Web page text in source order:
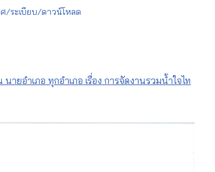
/ระเบียบ/ดาวน์โหลด
ยอำเภอ ทุกอำเภอ เรื่อง การจัดงานรวมน้ำใจไท